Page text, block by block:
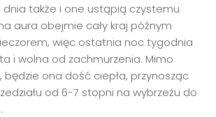
także i one ustąpią czystemu
aura obejmie cały kraj późnym
więc ostatnia noc tygodnia
i wolna od zachmurzenia. Mimo
ona dość ciepła, przynosząc
od 6-7 stopni na wybrzeżu do